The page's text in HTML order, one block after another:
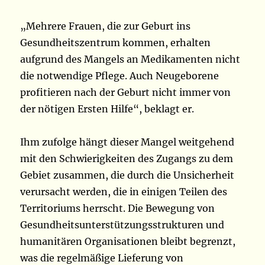
„Mehrere Frauen, die zur Geburt ins
Gesundheitszentrum kommen, erhalten
aufgrund des Mangels an Medikamenten nicht
die notwendige Pflege. Auch Neugeborene
profitieren nach der Geburt nicht immer von
der nötigen Ersten Hilfe“, beklagt er.
Ihm zufolge hängt dieser Mangel weitgehend
mit den Schwierigkeiten des Zugangs zu dem
Gebiet zusammen, die durch die Unsicherheit
verursacht werden, die in einigen Teilen des
Territoriums herrscht. Die Bewegung von
Gesundheitsunterstützungsstrukturen und
humanitären Organisationen bleibt begrenzt,
was die regelmäßige Lieferung von